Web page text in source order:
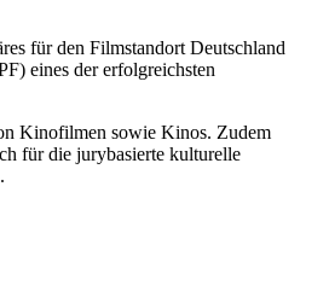
für den Filmstandort Deutschland
eines der erfolgreichsten
Kinofilmen sowie Kinos. Zudem
für die jurybasierte kulturelle